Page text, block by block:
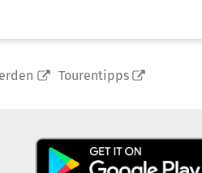
Tourentipps